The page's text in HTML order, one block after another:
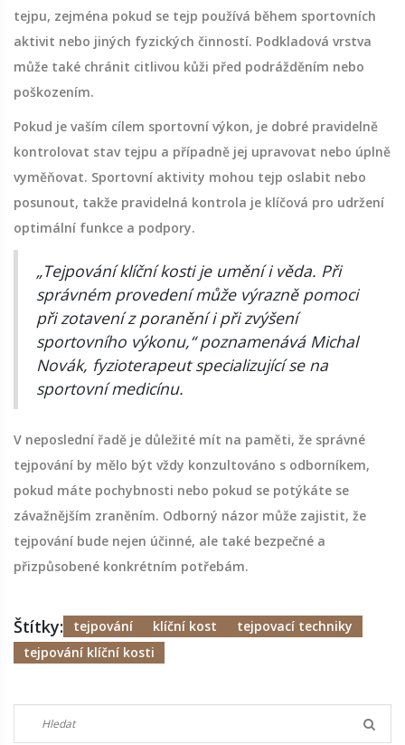
tejpu, zejména pokud se tejp používá během sportovních
aktivit nebo jiných fyzických činností. Podkladová vrstva
může také chránit citlivou kůži před podrážděním nebo
poškozením.
Pokud je vaším cílem sportovní výkon, je dobré pravidelně
kontrolovat stav tejpu a případně jej upravovat nebo úplně
vyměňovat. Sportovní aktivity mohou tejp oslabit nebo
posunout, takže pravidelná kontrola je klíčová pro udržení
optimální funkce a podpory.
„Tejpování klíční kosti je umění i věda. Při
správném provedení může výrazně pomoci
při zotavení z poranění i při zvýšení
sportovního výkonu,“ poznamenává Michal
Novák, fyzioterapeut specializující se na
sportovní medicínu.
V neposlední řadě je důležité mít na paměti, že správné
tejpování by mělo být vždy konzultováno s odborníkem,
pokud máte pochybnosti nebo pokud se potýkáte se
závažnějším zraněním. Odborný názor může zajistit, že
tejpování bude nejen účinné, ale také bezpečné a
přizpůsobené konkrétním potřebám.
Štítky: tejpování klíční kost
tejpovací techniky
tejpování klíční kosti